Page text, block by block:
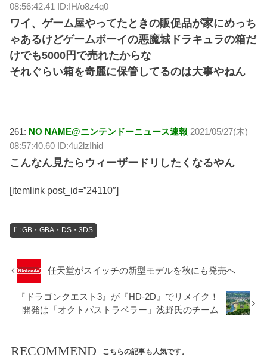
08:56:42.41 ID:IH/o8z4q0
ワイ、ゲーム屋やってたときの販促品が家にめっち
ゃあるけどゲームボーイの悪魔城ドラキュラの箱だ
けでも5000円で売れたからな
それぐらい箱を奇麗に保管してるのは大事やねん
261: NO NAME@ニンテンドーニュース速報 2021/05/27(木)
08:57:40.60 ID:4u2lzIhid
こんなん見たらウィーザードリしたくなるやん
[itemlink post_id=”24110″]
GB・GBA・DS・3DS
任天堂がスイッチの新型モデルを秋にも発売へ
『ドラゴンクエスト3』が『HD-2D』でリメイク！
開発は「オクトパストラベラー」浅野氏のチーム
RECOMMEND こちらの記事も人気です。